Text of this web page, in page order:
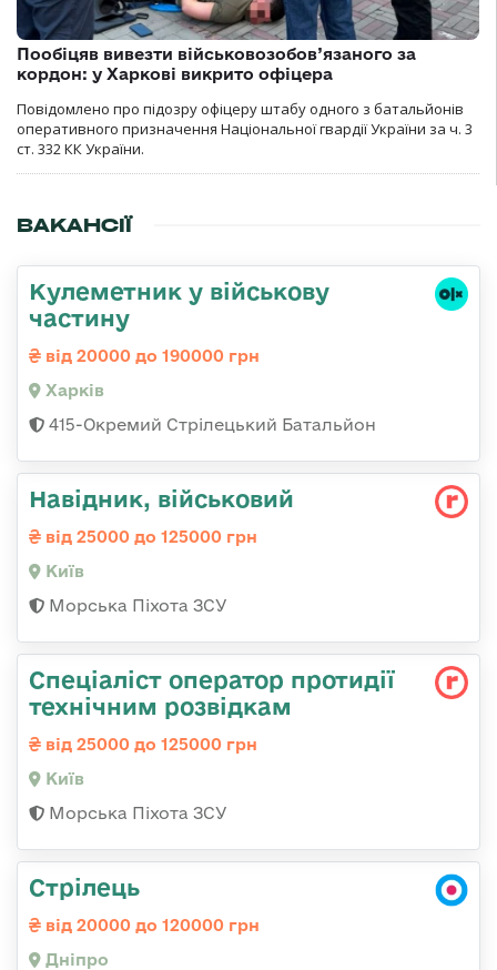
Пообіцяв вивезти військовозобов’язаного за
кордон: у Харкові викрито офіцера
Повідомлено про підозру офіцеру штабу одного з батальйонів
оперативного призначення Національної гвардії України за ч. 3
ст. 332 КК України.
ВАКАНСІЇ
Кулеметник у військову
частину
від 20000 до 190000 грн
Харків
415-Окремий Стрілецький Батальйон
Навідник, військовий
від 25000 до 125000 грн
Київ
Морська Піхота ЗСУ
Спеціаліст оператор протидії
технічним розвідкам
від 25000 до 125000 грн
Київ
Морська Піхота ЗСУ
Стрілець
від 20000 до 120000 грн
Дніпро